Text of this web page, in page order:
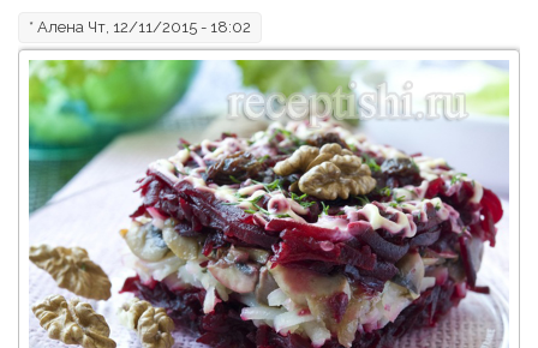
* Алена Чт, 12/11/2015 - 18:02